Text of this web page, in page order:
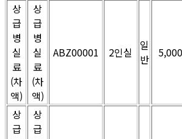
상
급
병
실
료
(차
액)
상
급
병
실
료
(차
액)
ABZ00001 2인실
일
반
5,000
상
급
상
급